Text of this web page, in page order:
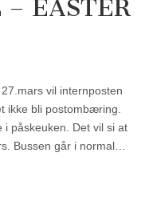
EASTER
vil internposten
ikke bli postombæring.
i påskeuken. Det vil si at
Bussen går i normal…